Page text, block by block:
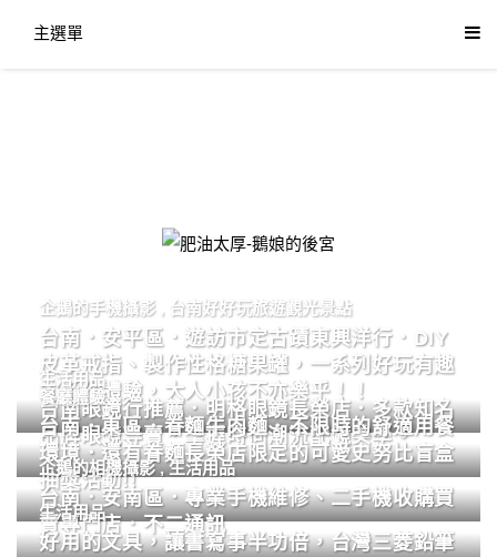
主選單
肥油太厚-鵝娘的後宮
企鵝的手機攝影 台南好好玩旅遊觀光景點
台南．安平區．遊訪市定古蹟東興洋行．DIY
皮革戒指、製作性格糖果罐，一系列好玩有趣
的手作體驗，大人小孩不亦樂乎！！
生活用品
台南眼鏡行推薦．明格眼鏡長榮店．多款知名
品牌眼鏡專賣．掌握時尚潮流配鏡美學。
餐廳體驗
台南．東區．眷麵牛肉麵．不限時的舒適用餐
環境．還有眷麵長榮店限定的可愛史努比盲盒
抽獎活動!!
企鵝的相機攝影,生活用品
台南．安南區．專業手機維修、二手機收購買
賣專門店．不二通訊
生活用品
好用的文具，讓書寫事半功倍，台灣三菱鉛筆